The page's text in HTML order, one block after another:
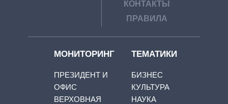
КОНТАКТЫ
ПРАВИЛА
МОНИТОРИНГ
ПРЕЗИДЕНТ И
ОФИС
ВЕРХОВНАЯ
ТЕМАТИКИ
БИЗНЕС
КУЛЬТУРА
НАУКА